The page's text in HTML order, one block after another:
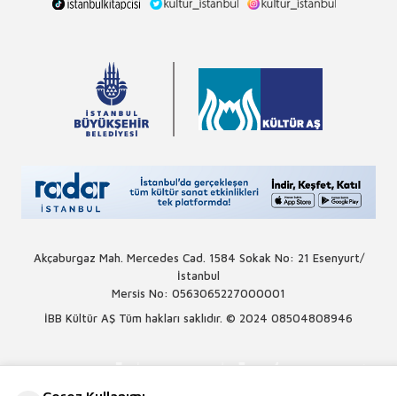
Akçaburgaz Mah. Mercedes Cad. 1584 Sokak No: 21 Esenyurt/
İstanbul
Mersis No: 0563065227000001
İBB Kültür AŞ Tüm hakları saklıdır. © 2024 08504808946